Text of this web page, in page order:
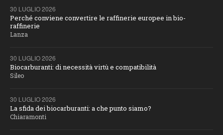
30 LUGLIO 2026
Perché conviene convertire le raffinerie europee in bio-
raffinerie
Lanza
30 LUGLIO 2026
Biocarburanti: di necessità virtù e compatibilità
Sileo
30 LUGLIO 2026
La sfida dei biocarburanti: a che punto siamo?
Chiaramonti